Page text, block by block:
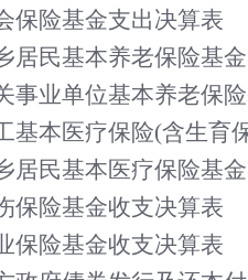
保险基金支出决算表
居民基本养老保险基
事业单位基本养老保
基本医疗保险(含生育
居民基本医疗保险基
保险基金收支决算表
保险基金收支决算表